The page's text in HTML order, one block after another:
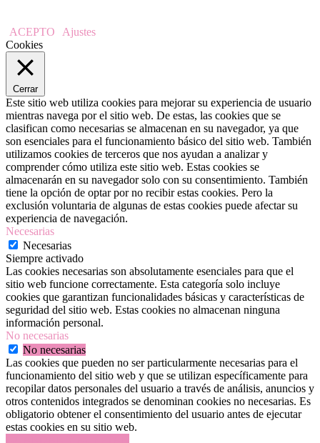
ACEPTO
Ajustes
Cookies
Cerrar
Este sitio web utiliza cookies para mejorar su experiencia de usuario
mientras navega por el sitio web. De estas, las cookies que se
clasifican como necesarias se almacenan en su navegador, ya que
son esenciales para el funcionamiento básico del sitio web. También
utilizamos cookies de terceros que nos ayudan a analizar y
comprender cómo utiliza este sitio web. Estas cookies se
almacenarán en su navegador solo con su consentimiento. También
tiene la opción de optar por no recibir estas cookies. Pero la
exclusión voluntaria de algunas de estas cookies puede afectar su
experiencia de navegación.
Necesarias
Necesarias
Siempre activado
Las cookies necesarias son absolutamente esenciales para que el
sitio web funcione correctamente. Esta categoría solo incluye
cookies que garantizan funcionalidades básicas y características de
seguridad del sitio web. Estas cookies no almacenan ninguna
información personal.
No necesarias
No necesarias
Las cookies que pueden no ser particularmente necesarias para el
funcionamiento del sitio web y que se utilizan específicamente para
recopilar datos personales del usuario a través de análisis, anuncios y
otros contenidos integrados se denominan cookies no necesarias. Es
obligatorio obtener el consentimiento del usuario antes de ejecutar
estas cookies en su sitio web.